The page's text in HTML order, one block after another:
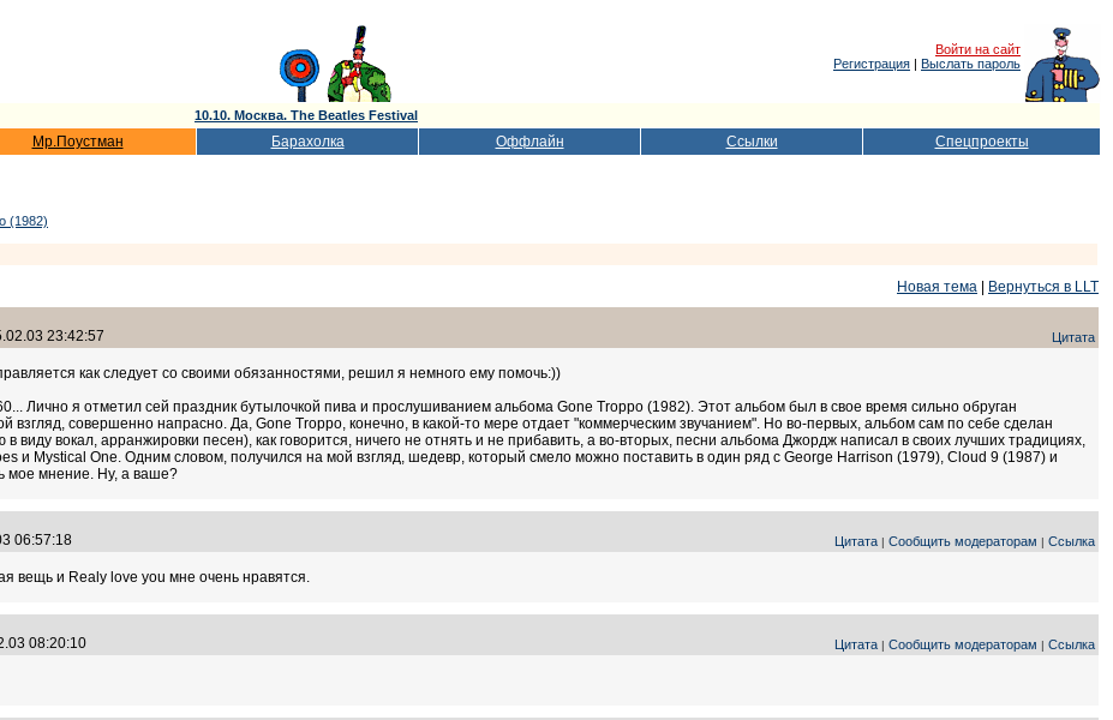
Войти на сайт
Регистрация | Выслать пароль
10.10. Москва. The Beatles Festival
Мр.Поустман Барахолка Оффлайн Ссылки Спецпроекты
(1982)
Новая тема
Вернуться в LLT
23:42:57 Цитата
как следует со своими обязанностями, решил я немного ему помочь:))
Лично я отметил сей праздник бутылочкой пива и прослушиванием альбома Gone Troppo (1982). Этот альбом был в свое время сильно обруган
взгляд, совершенно напрасно. Да, Gone Troppo, конечно, в какой-то мере отдает "коммерческим звучанием". Но во-первых, альбом сам по себе сделан
виду вокал, арранжировки песен), как говорится, ничего не отнять и не прибавить, а во-вторых, песни альбома Джордж написал в своих лучших традициях,
и Mystical One. Одним словом, получился на мой взгляд, шедевр, который смело можно поставить в один ряд с George Harrison (1979), Cloud 9 (1987) и
мое мнение. Ну, а ваше?
06:57:18 Цитата | Сообщить модераторам | Ссылка
вещь и Realy love you мне очень нравятся.
08:20:10 Цитата | Сообщить модераторам | Ссылка